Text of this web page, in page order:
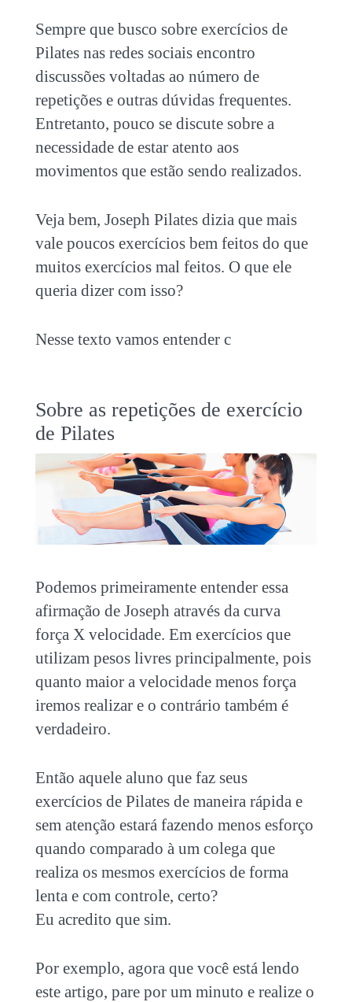
Sempre que busco sobre exercícios de
Pilates nas redes sociais encontro
discussões voltadas ao número de
repetições e outras dúvidas frequentes.
Entretanto, pouco se discute sobre a
necessidade de estar atento aos
movimentos que estão sendo realizados.
Veja bem, Joseph Pilates dizia que mais
vale poucos exercícios bem feitos do que
muitos exercícios mal feitos. O que ele
queria dizer com isso?
Nesse texto vamos entender c
Sobre as repetições de exercício
de Pilates
Podemos primeiramente entender essa
afirmação de Joseph através da curva
força X velocidade. Em exercícios que
utilizam pesos livres principalmente, pois
quanto maior a velocidade menos força
iremos realizar e o contrário também é
verdadeiro.
Então aquele aluno que faz seus
exercícios de Pilates de maneira rápida e
sem atenção estará fazendo menos esforço
quando comparado à um colega que
realiza os mesmos exercícios de forma
lenta e com controle, certo?
Eu acredito que sim.
Por exemplo, agora que você está lendo
este artigo, pare por um minuto e realize o